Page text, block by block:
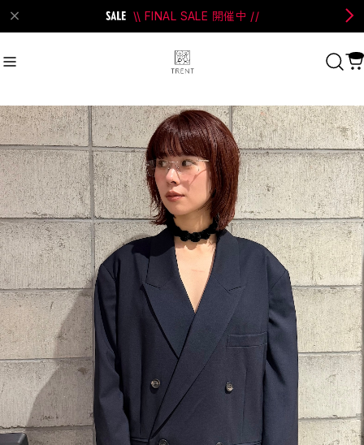
\\ FINAL SALE 開催中 //
Bell #Perks And Mini #PRANK PROJECT
Recommendおすすめキーワード
#SALE #SAN SAN GEAR
#POOLDE
#Andersson Bell
#Perks And Mini
#PRANK PROJECT
Category商品カテゴリ
SALE / セール
LADIES
MENS
New Arrival
【LADIES】BRAND LIST
A
B
C
D
E